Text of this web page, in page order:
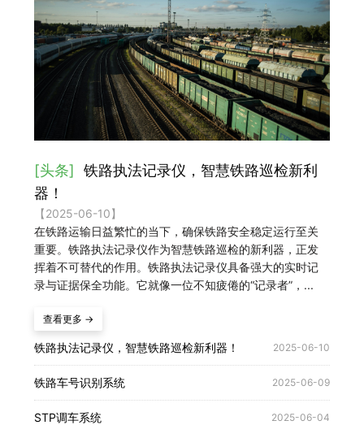
[头条]
铁路执法记录仪，智慧铁路巡检新利
器！
【2025-06-10】
在铁路运输日益繁忙的当下，确保铁路安全稳定运行至关
重要。铁路执法记录仪作为智慧铁路巡检的新利器，正发
挥着不可替代的作用。铁路执法记录仪具备强大的实时记
录与证据保全功能。它就像一位不知疲倦的“记录者”，...
查看更多 →
铁路执法记录仪，智慧铁路巡检新利器！ 2025-06-10
铁路车号识别系统 2025-06-09
STP调车系统 2025-06-04